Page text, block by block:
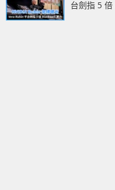
台劍指 5